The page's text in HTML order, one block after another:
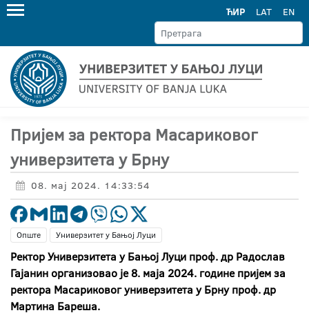
ЋИР LAT EN
Пријем за ректора Масариковог
универзитета у Брну
08. мај 2024. 14:33:54
Опште Универзитет у Бањој Луци
Ректор Универзитета у Бањој Луци проф. др Радослав
Гајанин организовао је 8. маја 2024. године пријем за
ректора Масариковог универзитета у Брну проф. др
Мартина Бареша.